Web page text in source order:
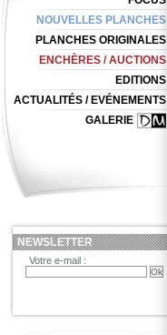
NOUVELLES PLANCHES
PLANCHES ORIGINALES
ENCHÈRES / AUCTIONS
EDITIONS
ACTUALITÉS / EVÉNEMENTS
GALERIE
NEWSLETTER
Votre e-mail :